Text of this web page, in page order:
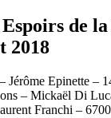
de
2018
Jérôme Epinette –
– Mickaël Di
Franchi –